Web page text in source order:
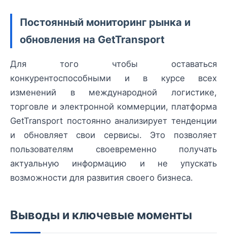
Постоянный мониторинг рынка и
обновления на GetTransport
Для того чтобы оставаться
конкурентоспособными и в курсе всех
изменений в международной логистике,
торговле и электронной коммерции, платформа
GetTransport постоянно анализирует тенденции
и обновляет свои сервисы. Это позволяет
пользователям своевременно получать
актуальную информацию и не упускать
возможности для развития своего бизнеса.
Выводы и ключевые моменты